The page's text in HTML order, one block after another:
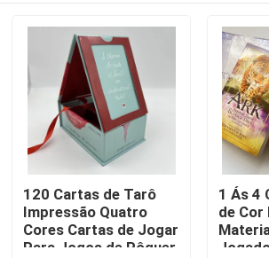
Casa
120 Cartas de Tarô
Impressão Quatro
Cores Cartas de Jogar
Para Jogos de Pôquer
1 Ás 4
de Cor